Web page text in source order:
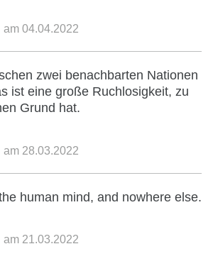
am 04.04.2022
zwei benachbarten Nationen
ist eine große Ruchlosigkeit, zu
Grund hat.
am 28.03.2022
human mind, and nowhere else.
am 21.03.2022